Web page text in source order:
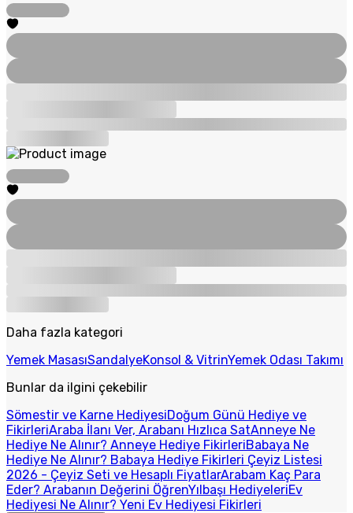
Daha fazla kategori
Yemek MasasıSandalyeKonsol & VitrinYemek Odası Takımı
Bunlar da ilgini çekebilir
Sömestir ve Karne HediyesiDoğum Günü Hediye ve
FikirleriAraba İlanı Ver, Arabanı Hızlıca SatAnneye Ne
Hediye Ne Alınır? Anneye Hediye FikirleriBabaya Ne
Hediye Ne Alınır? Babaya Hediye Fikirleri Çeyiz Listesi
2026 - Çeyiz Seti ve Hesaplı FiyatlarArabam Kaç Para
Eder? Arabanın Değerini ÖğrenYılbaşı HediyeleriEv
Hediyesi Ne Alınır? Yeni Ev Hediyesi Fikirleri